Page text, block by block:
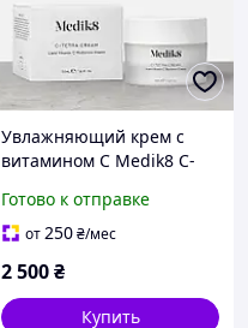
Увлажняющий крем с
витамином C Medik8 C-
Готово к отправке
от250₴/мес
2 500₴
Купить